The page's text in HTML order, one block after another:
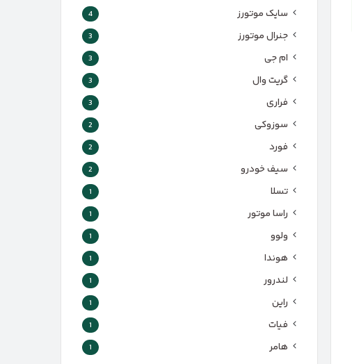
سایک موتورز 4
جنرال موتورز 3
ام جی 3
گریت وال 3
فراری 3
سوزوکی 2
فورد 2
سیف خودرو 2
تسلا 1
راسا موتور 1
ولوو 1
هوندا 1
لندرور 1
راین 1
فیات 1
هامر 1